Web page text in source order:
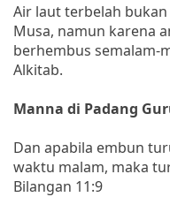
Air laut terbelah
Musa, namun karena
berhembus semalam-
Alkitab.
Manna di Padang
Dan apabila embun
waktu malam, maka
Bilangan 11:9